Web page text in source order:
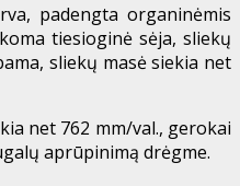
padengta organinėmis
tiesioginė sėja, sliekų
sliekų masė siekia net
net 762 mm/val., gerokai
aprūpinimą drėgme.